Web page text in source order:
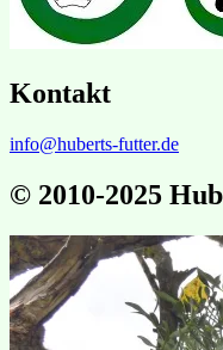
Kontakt
info@huberts-futter.de
© 2010-2025